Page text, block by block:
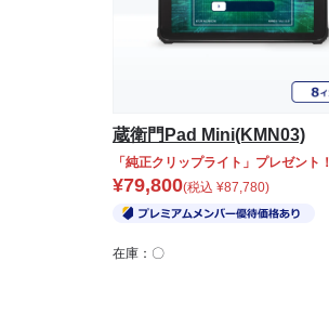
蔵衛門Pad Mini(KMN03)
「純正クリップライト」プレゼント！
¥79,800(税込 ¥87,780)
在庫：〇